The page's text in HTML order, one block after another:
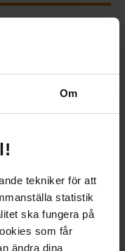
Om
tekniker för att
statistik
ska fungera på
som får
ändra dina
för att